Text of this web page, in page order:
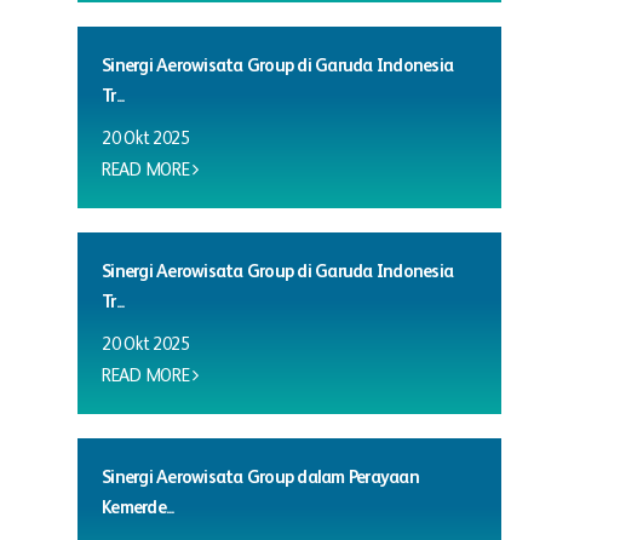
Sinergi Aerowisata Group di Garuda Indonesia
Tr...
20 Okt 2025
READ MORE
Sinergi Aerowisata Group di Garuda Indonesia
Tr...
20 Okt 2025
READ MORE
Sinergi Aerowisata Group dalam Perayaan
Kemerde...